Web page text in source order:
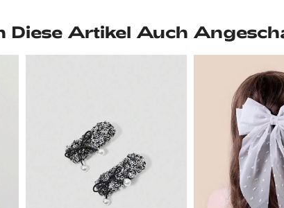
Diese Artikel Auch